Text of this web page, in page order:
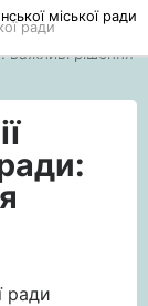
ради
важливі рішення
ради